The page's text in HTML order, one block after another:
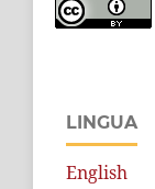
LINGUA
English